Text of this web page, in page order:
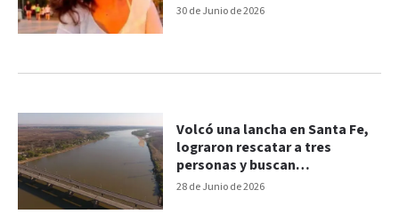
30 de Junio de 2026
28 de Junio de 2026
Volcó una lancha en Santa Fe,
lograron rescatar a tres
personas y buscan
intensamente a un hombre